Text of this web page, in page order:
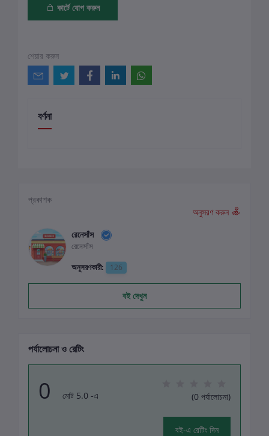
কার্টে যোগ করুন
শেয়ার করুন
বর্ণনা
প্রকাশক
অনুসরণ করুন
রেনেসাঁস
রেনেসাঁস
অনুসরণকারী:
126
বই দেখুন
পর্যালোচনা ও রেটিং
0 মোট 5.0 -এ (0 পর্যালোচনা)
বই-এ রেটিং দিন